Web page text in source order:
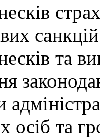
та
осіб та